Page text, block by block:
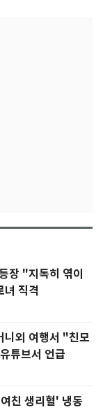
장 "지독히 엮이
녀 직격
외 여행서 "친모
튜브서 언급
생리혈' 냉동